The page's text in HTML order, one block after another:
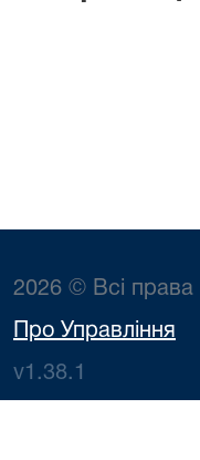
2026 © Всі права
Про Управління
v1.38.1